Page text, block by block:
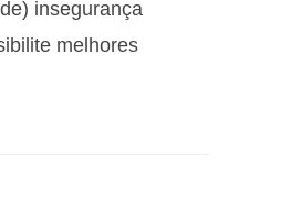
insegurança
melhores